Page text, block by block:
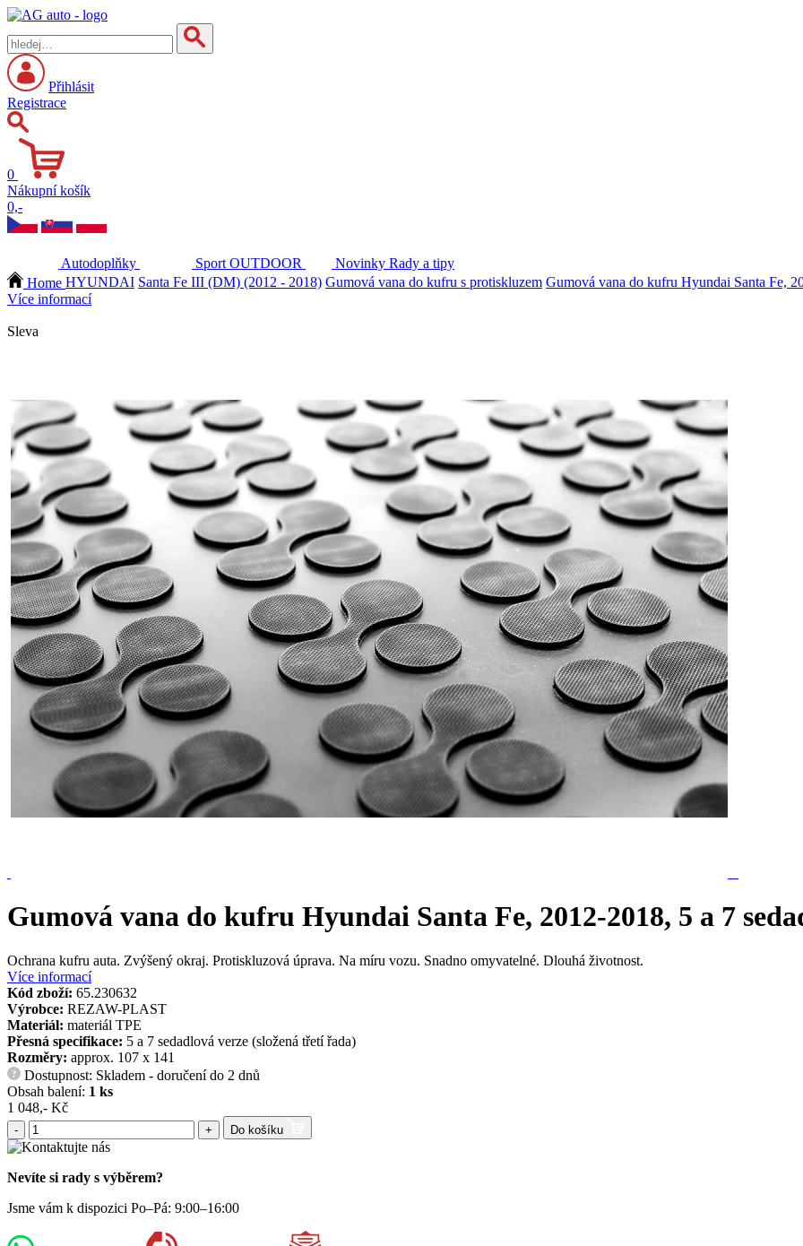
Přihlásit
Registrace
0
Nákupní košík
0,-
Autodoplňky Sport OUTDOOR Novinky Rady a tipy
Home HYUNDAI Santa Fe III (DM) (2012 - 2018) Gumová vana do kufru s protiskluzem Gumová vana do kufru Hyundai Santa Fe,
Více informací
Sleva
Gumová vana do kufru Hyundai Santa Fe, 2012-2018, 5 a 7
Ochrana kufru auta. Zvýšený okraj. Protiskluzová úprava. Na míru vozu. Snadno omyvatelné. Dlouhá životnost.
Více informací
Kód zboží: 65.230632
Výrobce: REZAW-PLAST
Materiál: materiál TPE
Přesná specifikace: 5 a 7 sedadlová verze (složená třetí řada)
Rozměry: approx. 107 x 141
?
Dostupnost: Skladem - doručení do 2 dnů
Obsah balení: 1 ks
1 048,- Kč
- + Do košíku
Nevíte si rady s výběrem?
Jsme vám k dispozici Po–Pá: 9:00–16:00